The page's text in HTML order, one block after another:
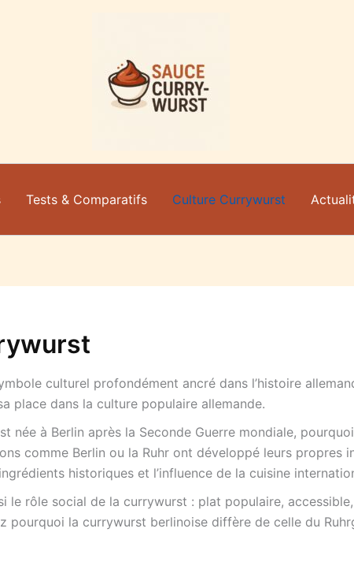
Tests & Comparatifs Culture Currywurst
culturel profondément ancré dans l’histoire
place dans la culture populaire allemande.
née à Berlin après la Seconde Guerre mondiale,
comme Berlin ou la Ruhr ont développé leurs propres
historiques et l’influence de la cuisine
rôle social de la currywurst : plat populaire,
pourquoi la currywurst berlinoise diffère de celle du